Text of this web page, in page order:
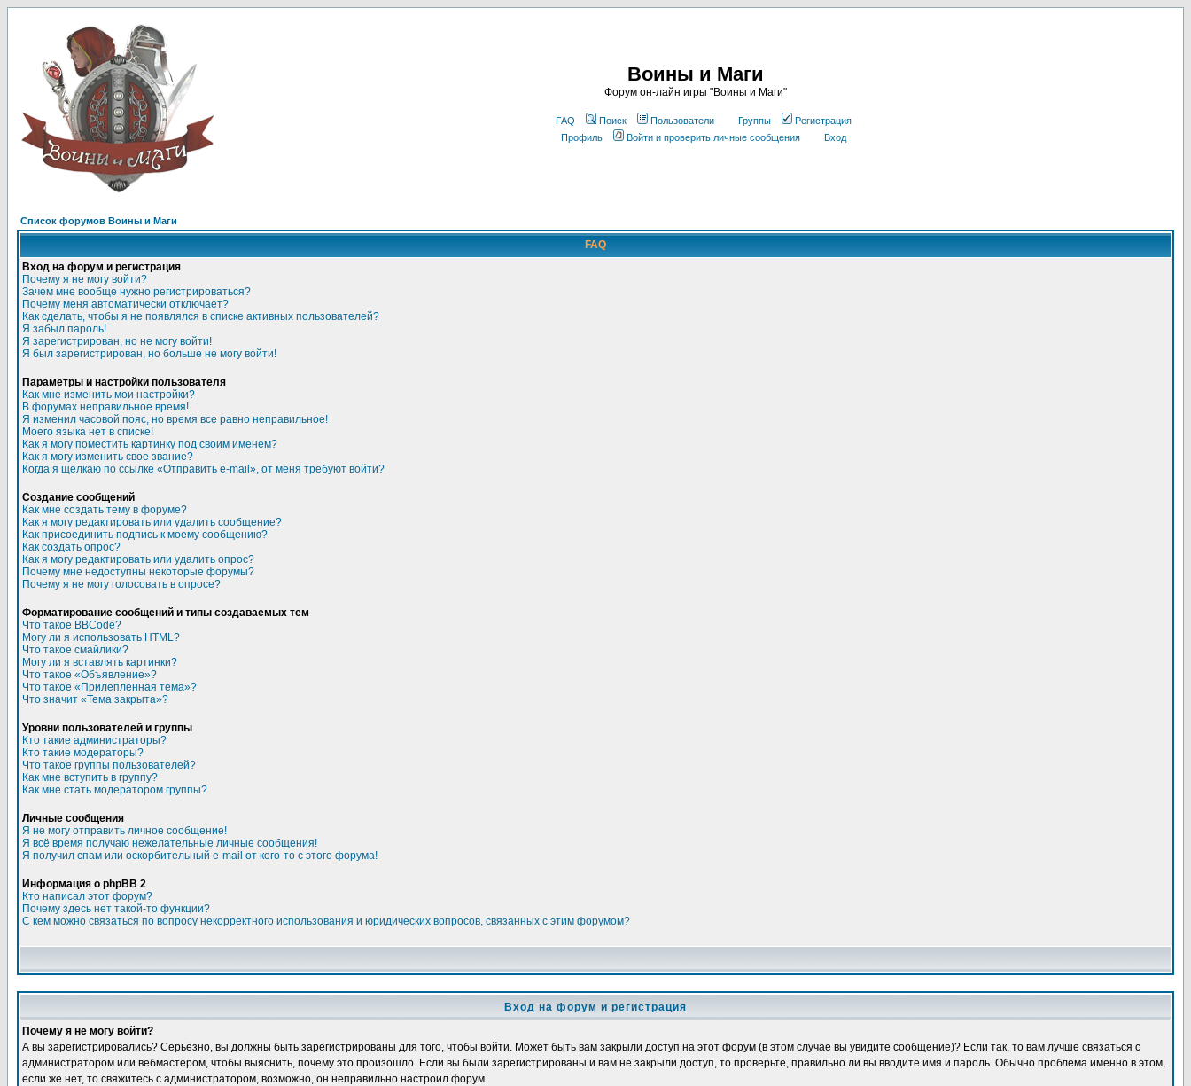
Воины и Маги
Форум он-лайн игры "Воины и Маги"
FAQ Поиск Пользователи Группы
Регистрация
Профиль
Войти и проверить личные сообщения Вход
Список форумов Воины и Маги
FAQ
Вход на форум и регистрация
Почему я не могу войти?
Зачем мне вообще нужно регистрироваться?
Почему меня автоматически отключает?
Как сделать, чтобы я не появлялся в списке активных пользователей?
Я забыл пароль!
Я зарегистрирован, но не могу войти!
Я был зарегистрирован, но больше не могу войти!
Параметры и настройки пользователя
Как мне изменить мои настройки?
В форумах неправильное время!
Я изменил часовой пояс, но время все равно неправильное!
Моего языка нет в списке!
Как я могу поместить картинку под своим именем?
Как я могу изменить свое звание?
Когда я щёлкаю по ссылке «Отправить e-mail», от меня требуют войти?
Создание сообщений
Как мне создать тему в форуме?
Как я могу редактировать или удалить сообщение?
Как присоединить подпись к моему сообщению?
Как создать опрос?
Как я могу редактировать или удалить опрос?
Почему мне недоступны некоторые форумы?
Почему я не могу голосовать в опросе?
Форматирование сообщений и типы создаваемых тем
Что такое BBCode?
Могу ли я использовать HTML?
Что такое смайлики?
Могу ли я вставлять картинки?
Что такое «Объявление»?
Что такое «Прилепленная тема»?
Что значит «Тема закрыта»?
Уровни пользователей и группы
Кто такие администраторы?
Кто такие модераторы?
Что такое группы пользователей?
Как мне вступить в группу?
Как мне стать модератором группы?
Личные сообщения
Я не могу отправить личное сообщение!
Я всё время получаю нежелательные личные сообщения!
Я получил спам или оскорбительный e-mail от кого-то с этого форума!
Информация о phpBB 2
Кто написал этот форум?
Почему здесь нет такой-то функции?
С кем можно связаться по вопросу некорректного использования и юридических вопросов, связанных с этим форумом?
Вход на форум и регистрация
Почему я не могу войти?
А вы зарегистрировались? Серьёзно, вы должны быть зарегистрированы для того, чтобы войти. Может быть вам закрыли доступ на этот форум (в этом случае вы увидите сообщение)? Если так, то вам лучше связаться с
администратором или вебмастером, чтобы выяснить, почему это произошло. Если вы были зарегистрированы и вам не закрыли доступ, то проверьте, правильно ли вы вводите имя и пароль. Обычно проблема именно в этом,
если же нет, то свяжитесь с администратором, возможно, он неправильно настроил форум.